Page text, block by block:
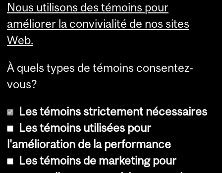
Other resources
Academic & Administrative
HR Knowledge Base
Login to Workday
© Université McGill, 2026
Nous utilisons des témoins pour
améliorer la convivialité de nos sites
Web.
À quels types de témoins consentez-
vous?
Les témoins strictement nécessaires
Les témoins utilisées pour
l'amélioration de la performance
Les témoins de marketing pour